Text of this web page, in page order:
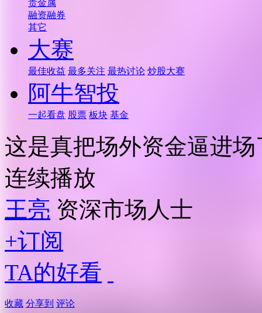
贵金属
融资融券
其它
大赛
最佳收益 最多关注 最热讨论 炒股大赛
阿牛智投
一起看盘 股票 板块 基金
这是真把场外资金逼进
连续播放
王亮 资深市场人士
+订阅
TA的好看
收藏 分享到 评论